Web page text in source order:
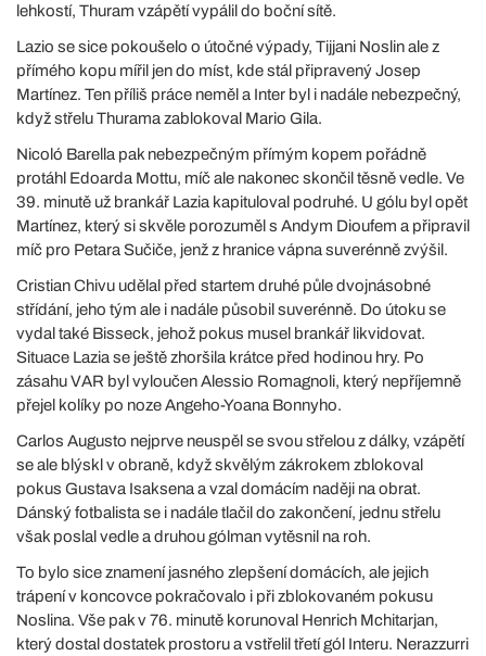
lehkostí, Thuram vzápětí vypálil do boční sítě.
Lazio se sice pokoušelo o útočné výpady, Tijjani Noslin ale z
přímého kopu mířil jen do míst, kde stál připravený Josep
Martínez. Ten příliš práce neměl a Inter byl i nadále nebezpečný,
když střelu Thurama zablokoval Mario Gila.
Nicoló Barella pak nebezpečným přímým kopem pořádně
protáhl Edoarda Mottu, míč ale nakonec skončil těsně vedle. Ve
39. minutě už brankář Lazia kapituloval podruhé. U gólu byl opět
Martínez, který si skvěle porozuměl s Andym Dioufem a připravil
míč pro Petara Sučiče, jenž z hranice vápna suverénně zvýšil.
Cristian Chivu udělal před startem druhé půle dvojnásobné
střídání, jeho tým ale i nadále působil suverénně. Do útoku se
vydal také Bisseck, jehož pokus musel brankář likvidovat.
Situace Lazia se ještě zhoršila krátce před hodinou hry. Po
zásahu VAR byl vyloučen Alessio Romagnoli, který nepříjemně
přejel kolíky po noze Angeho-Yoana Bonnyho.
Carlos Augusto nejprve neuspěl se svou střelou z dálky, vzápětí
se ale blýskl v obraně, když skvělým zákrokem zblokoval
pokus Gustava Isaksena a vzal domácím naději na obrat.
Dánský fotbalista se i nadále tlačil do zakončení, jednu střelu
však poslal vedle a druhou gólman vytěsnil na roh.
To bylo sice znamení jasného zlepšení domácích, ale jejich
trápení v koncovce pokračovalo i při zblokovaném pokusu
Noslina. Vše pak v 76. minutě korunoval Henrich Mchitarjan,
který dostal dostatek prostoru a vstřelil třetí gól Interu. Nerazzurri